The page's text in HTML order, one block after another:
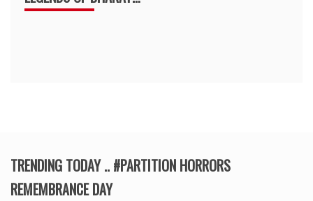
TRENDING TODAY .. #PARTITION HORRORS
REMEMBRANCE DAY